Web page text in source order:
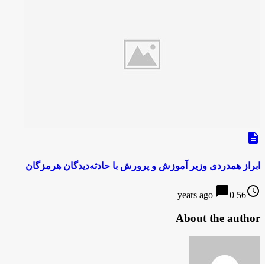
description
ابراز همدردی وزیر آموزش و پرورش با حادثه‌دیدگان هرمزگان
access_time
56 years ago
chat_bubble0
About the author